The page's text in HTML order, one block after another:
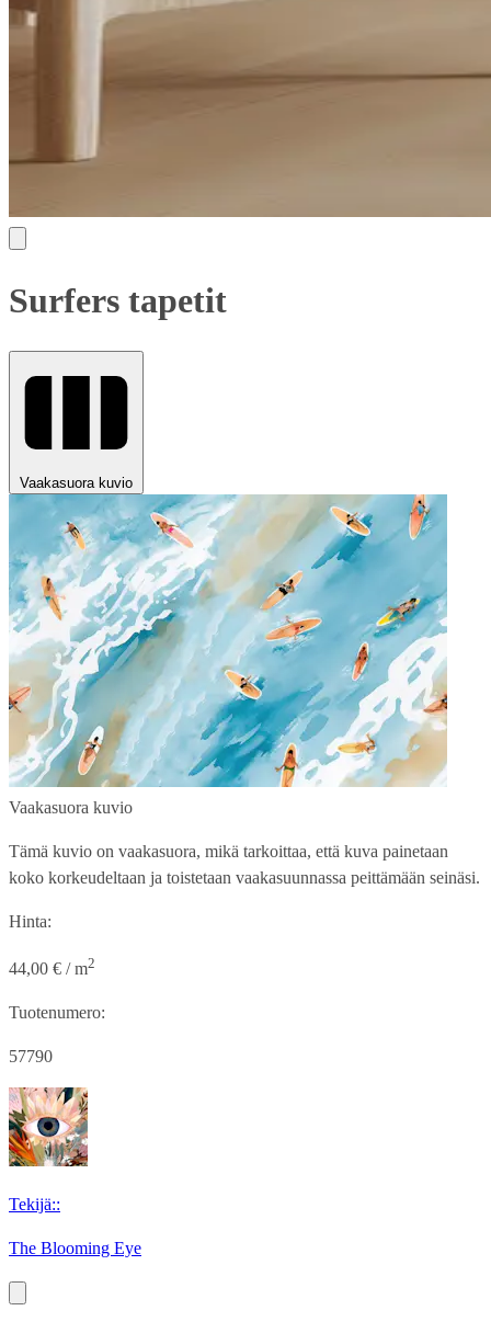
Surfers tapetit
Vaakasuora kuvio
Vaakasuora kuvio
Tämä kuvio on vaakasuora, mikä tarkoittaa, että kuva painetaan
koko korkeudeltaan ja toistetaan vaakasuunnassa peittämään seinäsi.
Hinta:
44,00 € / m2
Tuotenumero:
57790
Tekijä::
The Blooming Eye